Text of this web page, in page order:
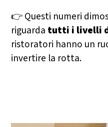
👉 Questi numeri
riguarda tutti i livelli
ristoratori hanno un
invertire la rotta.